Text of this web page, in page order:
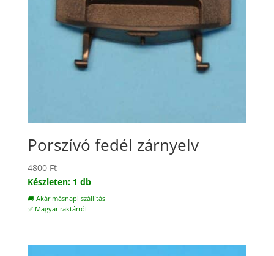
Porszívó fedél zárnyelv
4800 Ft
Készleten: 1 db
🚚 Akár másnapi szállítás
✅ Magyar raktárról